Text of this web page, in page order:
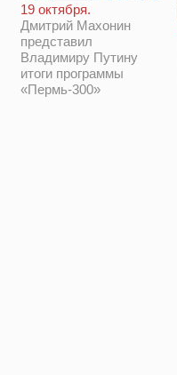
19 октября.
Дмитрий Махонин
представил
Владимиру Путину
итоги программы
«Пермь-300»